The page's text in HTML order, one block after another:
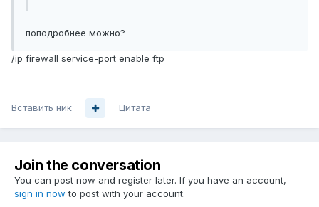
поподробнее можно?
/ip firewall service-port enable ftp
Вставить ник Цитата
Join the conversation
You can post now and register later. If you have an account,
sign in now to post with your account.